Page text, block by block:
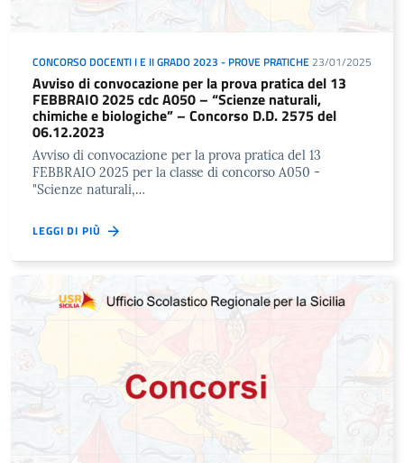
CONCORSO DOCENTI I E II GRADO 2023 - PROVE PRATICHE 23/01/2025
Avviso di convocazione per la prova pratica del 13
FEBBRAIO 2025 cdc A050 – “Scienze naturali,
chimiche e biologiche” – Concorso D.D. 2575 del
06.12.2023
Avviso di convocazione per la prova pratica del 13
FEBBRAIO 2025 per la classe di concorso A050 -
"Scienze naturali,…
LEGGI DI PIÙ